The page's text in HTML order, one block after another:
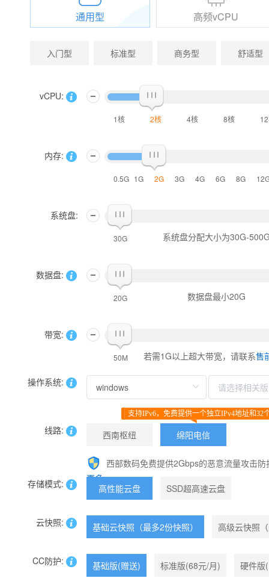
通用型 高频vCPU
入门型 标准型 商务型 舒适型
vCPU:
1核 2核 4核 8核
内存:
0.5G 1G 2G 3G 4G 6G 8G
系统盘:
30G 系统盘分配大小为30G-
数据盘:
20G 数据盘最小20G
带宽:
50M 若需1G以上超大带宽，请联系售
操作系统:
线路: 西南枢纽 绵阳电信
支持IPv6，免费提供一个独立IPv4地址和32
西部数码免费提供2Gbps的恶意流量攻击
更多>>
存储模式: 高性能云盘 SSD超高速云盘
云快照: 基础云快照（最多2份快照） 高级云快照
CC防护: 基础版(赠送) 标准版(68元/月) 硬件版